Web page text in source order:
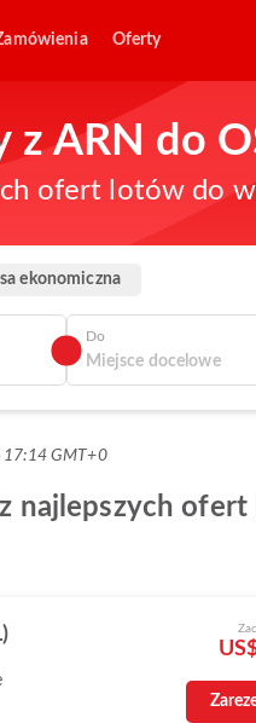
Oferty
z ARN do
ofert lotów do
ekonomiczna
Do
17:14 GMT+0
najlepszych